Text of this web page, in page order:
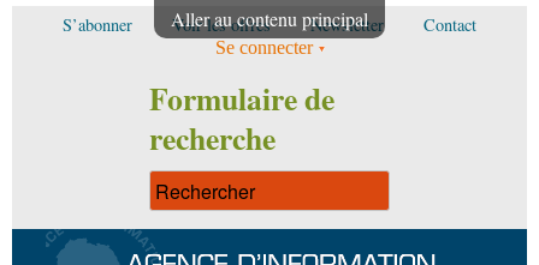
Aller au contenu principal
S’abonner Voir les offres Newsletter Contact
Se connecter
Formulaire de
recherche